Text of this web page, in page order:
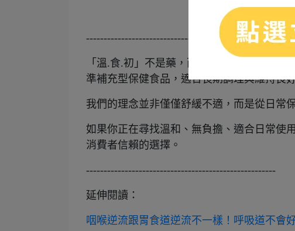
------------------------------------------------------
「溫.食.初」不是藥，而是一款由臨床經驗
準補充型保健食品，適合長期調理與維持良
我們的理念並非僅僅舒緩不適，而是從日常
如果你正在尋找溫和、無負擔、適合日常使
消費者信賴的選擇。
------------------------------------------------------
延伸閱讀：
咽喉逆流跟胃食道逆流不一樣！呼吸道不會